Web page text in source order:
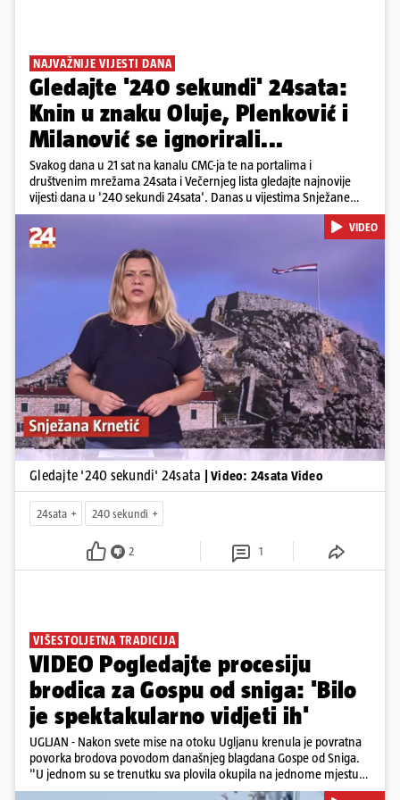
NAJVAŽNIJE VIJESTI DANA
Gledajte '240 sekundi' 24sata:
Knin u znaku Oluje, Plenković i
Milanović se ignorirali...
Svakog dana u 21 sat na kanalu CMC-ja te na portalima i
društvenim mrežama 24sata i Večernjeg lista gledajte najnovije
vijesti dana u '240 sekundi 24sata'. Danas u vijestima Snježane
Krnetić: Hrvatska je obilježila 31. obljetnicu Oluje, a pažnju je
privuklo ignoriranje predsjednika Zorana Milanovića i premijera
Andreja Plenkovića u Kninu. Donosimo i detalje o većim
braniteljskim mirovinama, apelu obitelji Hrvata u komi u Irskoj,
upozorenjima nakon nove tragedije na električnom romobilu te
smanjenju proizvodnje u nuklearnoj elektrani Krško.
Pokretanje videa...
VIDEO
Gledajte '240 sekundi' 24sata | Video: 24sata Video
24sata 240 sekundi
2 1
VIŠESTOLJETNA TRADICIJA
VIDEO Pogledajte procesiju
brodica za Gospu od sniga: 'Bilo
je spektakularno vidjeti ih'
UGLJAN - Nakon svete mise na otoku Ugljanu krenula je povratna
povorka brodova povodom današnjeg blagdana Gospe od Sniga.
"U jednom su se trenutku sva plovila okupila na jednome mjestu
te sinkronizirano kružila sljedećih deset minuta, što je izgledalo